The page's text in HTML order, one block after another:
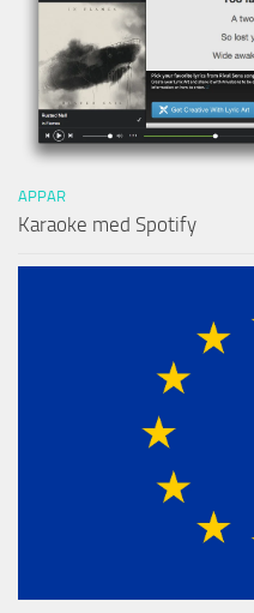
APPAR
Karaoke med Spotify